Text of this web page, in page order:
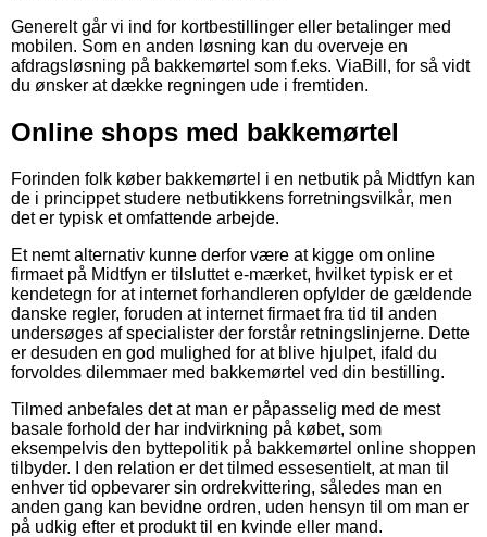
Generelt går vi ind for kortbestillinger eller betalinger med
mobilen. Som en anden løsning kan du overveje en
afdragsløsning på bakkemørtel som f.eks. ViaBill, for så vidt
du ønsker at dække regningen ude i fremtiden.
Online shops med bakkemørtel
Forinden folk køber bakkemørtel i en netbutik på Midtfyn kan
de i princippet studere netbutikkens forretningsvilkår, men
det er typisk et omfattende arbejde.
Et nemt alternativ kunne derfor være at kigge om online
firmaet på Midtfyn er tilsluttet e-mærket, hvilket typisk er et
kendetegn for at internet forhandleren opfylder de gældende
danske regler, foruden at internet firmaet fra tid til anden
undersøges af specialister der forstår retningslinjerne. Dette
er desuden en god mulighed for at blive hjulpet, ifald du
forvoldes dilemmaer med bakkemørtel ved din bestilling.
Tilmed anbefales det at man er påpasselig med de mest
basale forhold der har indvirkning på købet, som
eksempelvis den byttepolitik på bakkemørtel online shoppen
tilbyder. I den relation er det tilmed essesentielt, at man til
enhver tid opbevarer sin ordrekvittering, således man en
anden gang kan bevidne ordren, uden hensyn til om man er
på udkig efter et produkt til en kvinde eller mand.